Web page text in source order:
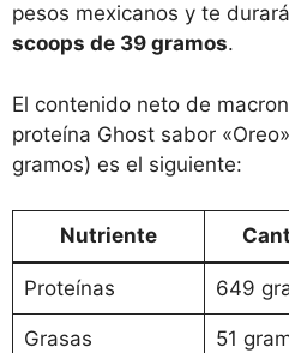
pesos mexicanos y te durará
scoops de 39 gramos.
El contenido neto de
proteína Ghost sabor
gramos) es el siguiente:
Nutriente
Proteínas 649
Grasas 51